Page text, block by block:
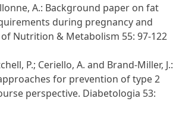
A.: Background paper on fat
during pregnancy and
Nutrition & Metabolism 55: 97-122
P.; Ceriello, A. and Brand-Miller, J.:
for prevention of type 2
perspective. Diabetologia 53: